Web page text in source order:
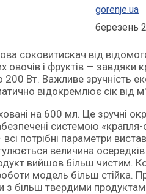
gorenje.ua
березень
овочів і фруктів — завдяки
Вт. Важливе зручність
відокремлює сік від
на 600 мл. Це зручні
системою «крапля-
всі потрібні параметри
величина
вийшов більш чистим.
модель більш стійка.
з більш твердими